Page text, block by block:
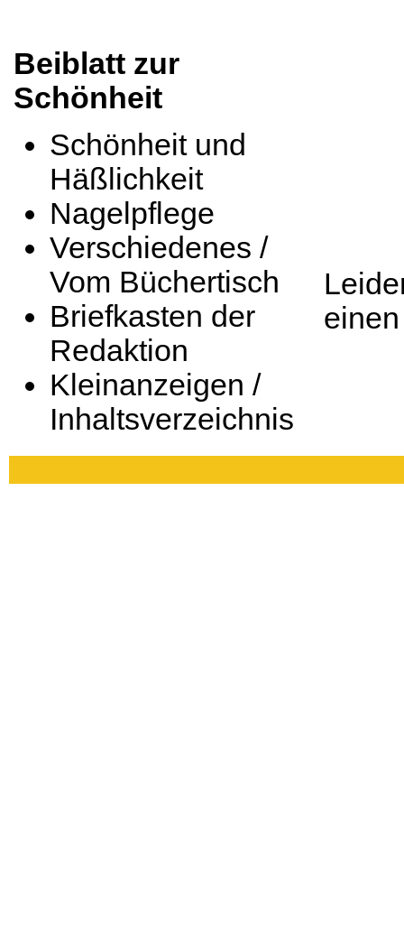
Beiblatt zur
Schönheit
Schönheit und
Häßlichkeit
Nagelpflege
Verschiedenes /
Vom Büchertisch
Briefkasten der
Redaktion
Kleinanzeigen /
Inhaltsverzeichnis